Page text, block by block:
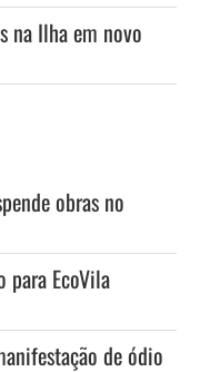
na Ilha em novo
obras no
para EcoVila
de ódio